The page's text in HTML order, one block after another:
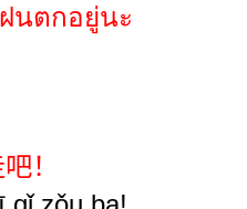
นตกอยู่นะ
！